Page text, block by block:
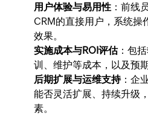
用户体验与易用性 ：前线
CRM的直接用户，系统操
效果。
实施成本与ROI评估：包
训、维护等成本，以及预
后期扩展与运维支持：企
能否灵活扩展、持续升级
素。